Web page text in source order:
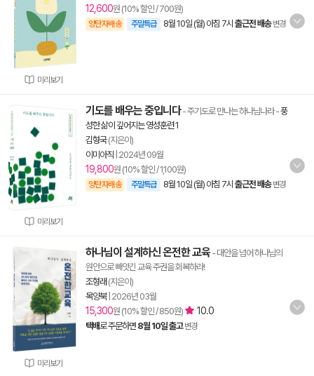
미리보기
12,600원 (10% 할인 / 700원)
양탄자배송 주말특급 8월 10일 (월) 아침 7시 출근전 배송 변경
미리보기
기도를 배우는 중입니다- 주기도로 만나는 하나님나라-풍
성한 삶이 깊어지는 영성훈련 1
김형국(지은이)
이미아직 2024년 09월
19,800원 (10% 할인 / 1,100원)
양탄자배송 주말특급 8월 10일 (월) 아침 7시 출근전 배송 변경
미리보기
하나님이 설계하신 온전한 교육- 대안을 넘어 하나님의
원안으로 빼앗긴 교육 주권을 회복하라!
조형래 (지은이)
목양북| 2026년 03월
15,300원 (10% 할인 / 850원) 10.0
택배로 주문하면 8월 10일 출고 변경